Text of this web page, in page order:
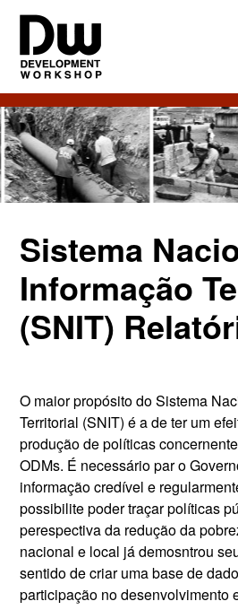
Skip
main
content
Skip
primary
sidebar
DW
Angola
Development
Workshop
Angola
Sistema
Informação
(SNIT)
O maior propósito doSistema
Territorial (SNIT) é a de ter um
produção de políticas
ODMs. É necessário par o
informação credível e
possibilite poder traçar políticas
perespectiva da redução da
nacional e local já demosntrou
sentido de criar uma base de
participação no desenvolvimento